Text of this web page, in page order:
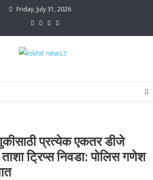
Friday, July 31, 2026
प्रत्येक एकतर डीजे
ट्रिप्स निवडा: पोलिस गणेश